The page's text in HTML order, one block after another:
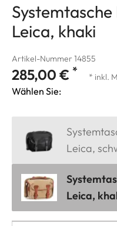
Leica, khaki
Artikel-Nummer 14855
285,00 € * * inkl.
Wählen Sie:
Leica,
Leica,